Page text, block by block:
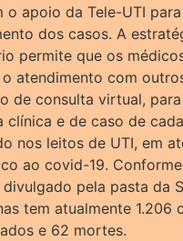
o apoio da Tele-UTI
dos casos. A
permite que os
atendimento com
de consulta virtual,
clínica e de caso de
nos leitos de UTI, em
ao covid-19.
pela pasta da
tem atualmente 1.206
e 62 mortes.